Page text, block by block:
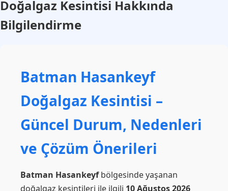
Doğalgaz Kesintisi Hakkında
Bilgilendirme
Batman Hasankeyf
Doğalgaz Kesintisi –
Güncel Durum, Nedenleri
ve Çözüm Önerileri
Batman Hasankeyfbölgesinde yaşanan
doğalgaz kesintileri ile ilgili 10 Ağustos 2026